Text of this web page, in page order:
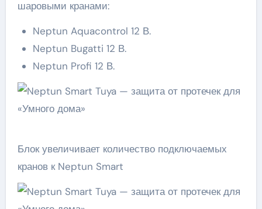
шаровыми кранами:
Neptun Aquacontrol 12 В.
Neptun Bugatti 12 В.
Neptun Profi 12 В.
Блок увеличивает количество подключаемых
кранов к Neptun Smart